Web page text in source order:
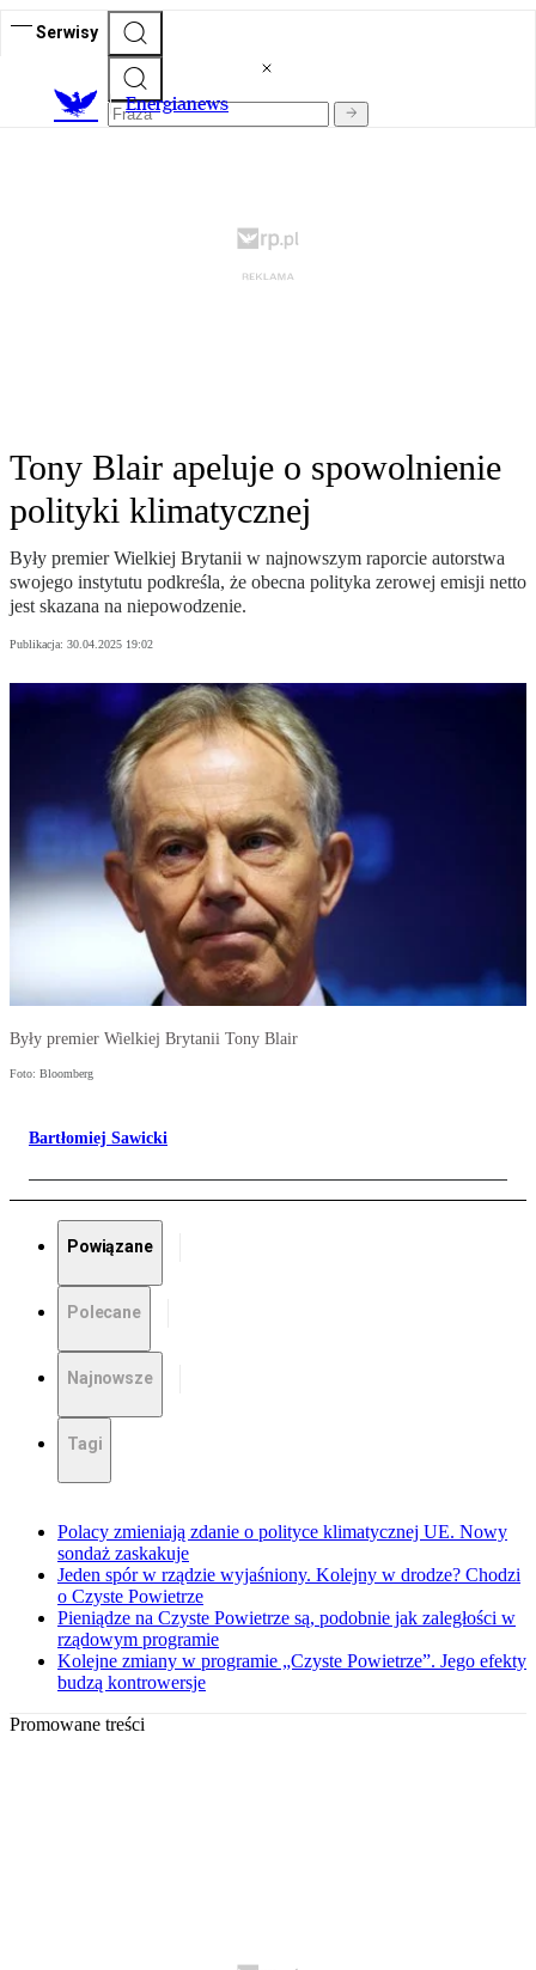
Serwisy
Energianews
Tony Blair apeluje o spowolnienie
polityki klimatycznej
Były premier Wielkiej Brytanii w najnowszym raporcie autorstwa
swojego instytutu podkreśla, że obecna polityka zerowej emisji netto
jest skazana na niepowodzenie.
Publikacja: 30.04.2025 19:02
Były premier Wielkiej Brytanii Tony Blair
Foto: Bloomberg
Bartłomiej Sawicki
Powiązane
Polecane
Najnowsze
Tagi
Polacy zmieniają zdanie o polityce klimatycznej UE. Nowy
sondaż zaskakuje
Jeden spór w rządzie wyjaśniony. Kolejny w drodze? Chodzi
o Czyste Powietrze
Pieniądze na Czyste Powietrze są, podobnie jak zaległości w
rządowym programie
Kolejne zmiany w programie „Czyste Powietrze”. Jego efekty
budzą kontrowersje
Promowane treści